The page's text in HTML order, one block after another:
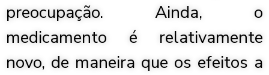
preocupação. Ainda, o
medicamento é relativamente
novo, de maneira que os efeitos a